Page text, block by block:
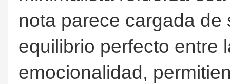
nota parece cargada
equilibrio perfecto entre
emocionalidad,